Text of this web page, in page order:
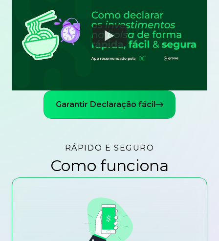
Watch
Garantir Declaração fácil
RÁPIDO E SEGURO
Como funciona